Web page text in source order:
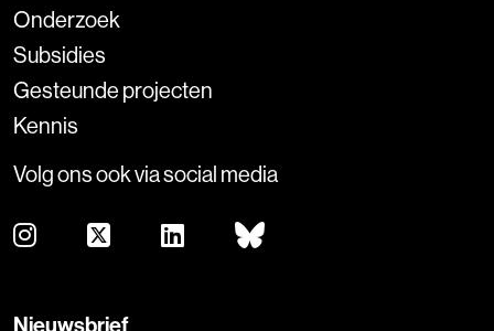
Onderzoek
Subsidies
Gesteunde projecten
Kennis
Volg ons ook via social media
Nieuwsbrief